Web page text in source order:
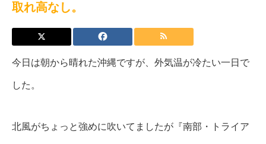
取れ高なし。
今日は朝から晴れた沖縄ですが、外気温が冷たい一日で
した。
北風がちょっと強めに吹いてましたが『南部・トライア